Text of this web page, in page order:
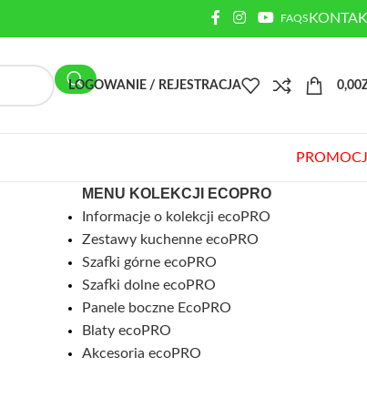
FAQS
LOGOWANIE / REJESTRACJA 0,00
MENU KOLEKCJI ECOPRO
Informacje o kolekcji ecoPRO
Zestawy kuchenne ecoPRO
Szafki górne ecoPRO
Szafki dolne ecoPRO
Panele boczne EcoPRO
Blaty ecoPRO
Akcesoria ecoPRO